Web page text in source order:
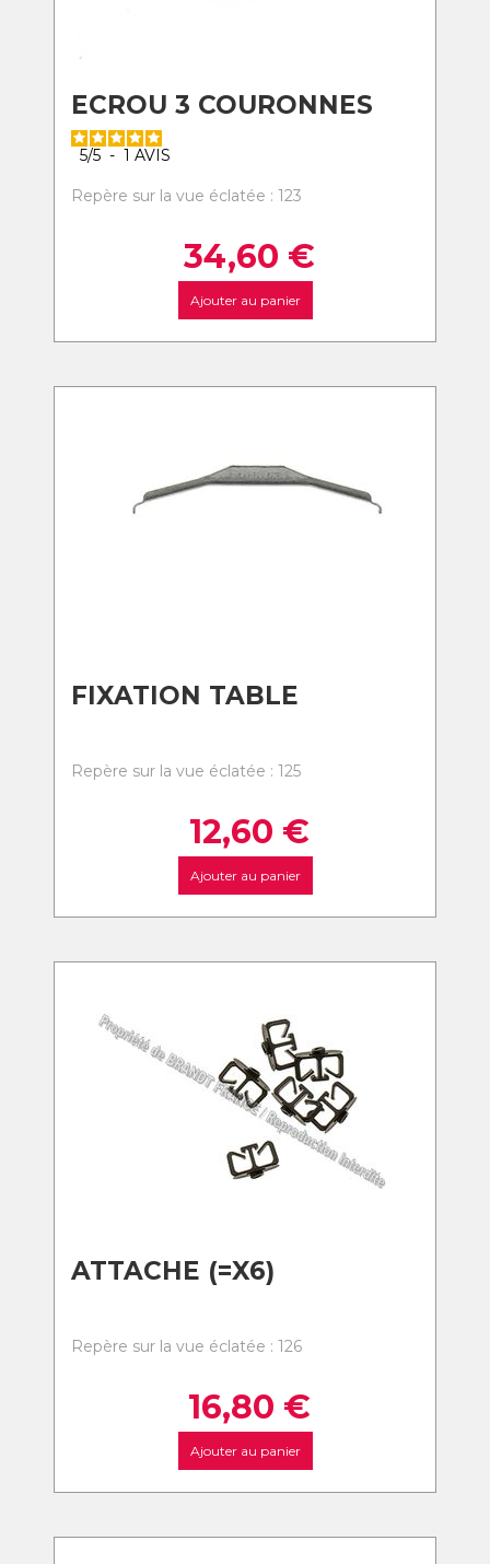
ECROU 3 COURONNES
5/5 - 1 AVIS
Repère sur la vue éclatée : 123
34,60 €
Ajouter au panier
FIXATION TABLE
Repère sur la vue éclatée : 125
12,60 €
Ajouter au panier
ATTACHE (=X6)
Repère sur la vue éclatée : 126
16,80 €
Ajouter au panier